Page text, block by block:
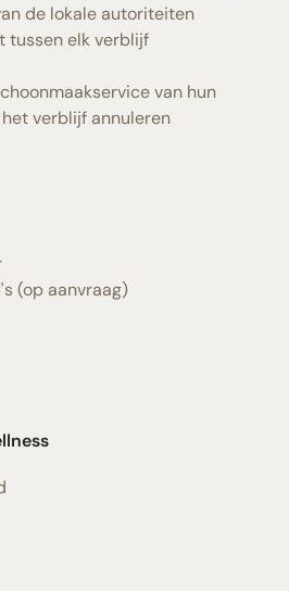
de lokale autoriteiten
tussen elk verblijf
van hun
verblijf annuleren
(op aanvraag)